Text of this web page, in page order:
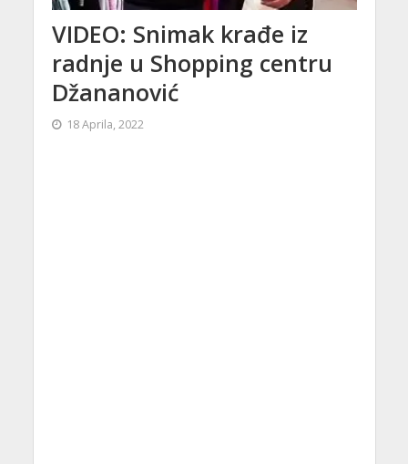
VIDEO: Snimak krađe iz
radnje u Shopping centru
Džananović
18 Aprila, 2022